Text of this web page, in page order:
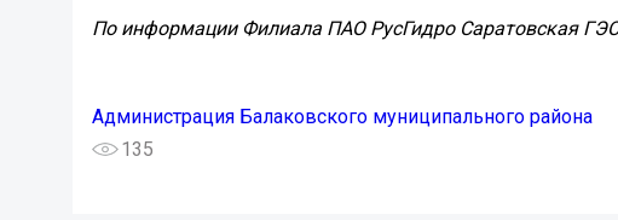
По информации Филиала ПАО РусГидро Саратовская ГЭС
Администрация Балаковского муниципального района
135